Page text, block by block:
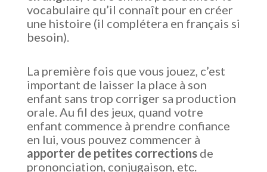
vocabulaire qu’il connaît pour en créer
une histoire (il complétera en français si
besoin).
La première fois que vous jouez, c’est
important de laisser la place à son
enfant sans trop corriger sa production
orale. Au fil des jeux, quand votre
enfant commence à prendre confiance
en lui, vous pouvez commencer à
apporter de petites correctionsde
prononciation, conjugaison, etc.